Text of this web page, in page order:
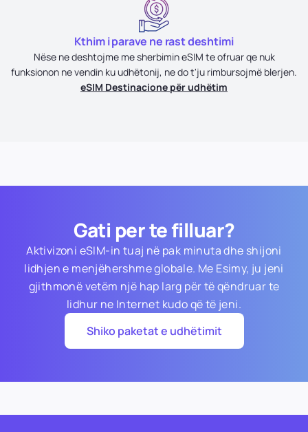
Kthim i parave ne rast deshtimi
Nëse ne deshtojme me sherbimin eSIM te ofruar qe nuk
funksionon ne vendin ku udhëtonij, ne do t'ju rimbursojmë blerjen.
eSIM Destinacione për udhëtim
Gati per te filluar?
Aktivizoni eSIM-in tuaj në pak minuta dhe shijoni
lidhjen e menjëhershme globale. Me Esimy, ju jeni
gjithmonë vetëm një hap larg për të qëndruar te
lidhur ne Internet kudo që të jeni.
Shiko paketat e udhëtimit